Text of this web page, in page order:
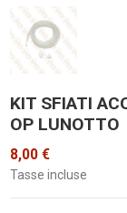
KIT SFIATI
OP LUNOTTO
8,00 €
Tasse incluse